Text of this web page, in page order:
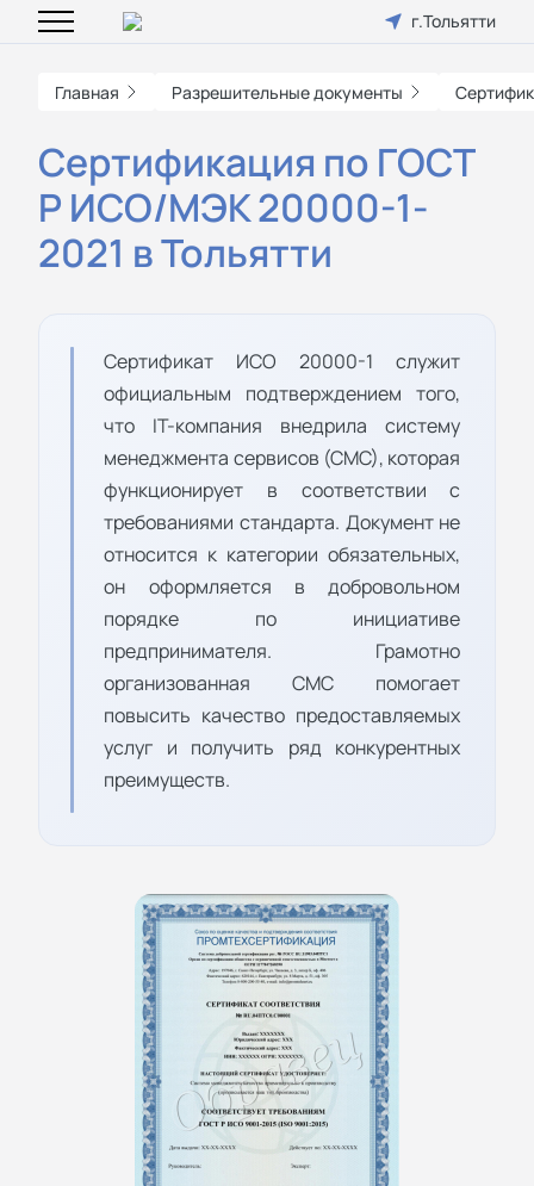
г.Тольятти
Главная Разрешительные документы
Сертификация по ГОСТ
Р ИСО/МЭК 20000-1-
2021 в Тольятти
Сертификат ИСО 20000-1 служит
официальным подтверждением того,
что IT-компания внедрила систему
менеджмента сервисов (СМС), которая
функционирует в соответствии с
требованиями стандарта. Документ не
относится к категории обязательных,
он оформляется в добровольном
порядке по инициативе
предпринимателя. Грамотно
организованная СМС помогает
повысить качество предоставляемых
услуг и получить ряд конкурентных
преимуществ.